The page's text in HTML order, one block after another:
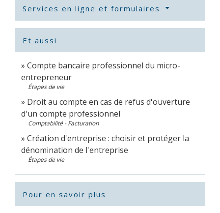
Services en ligne et formulaires
Et aussi
Compte bancaire professionnel du micro-
entrepreneur
Étapes de vie
Droit au compte en cas de refus d'ouverture
d'un compte professionnel
Comptabilité - Facturation
Création d'entreprise : choisir et protéger la
dénomination de l'entreprise
Étapes de vie
Pour en savoir plus